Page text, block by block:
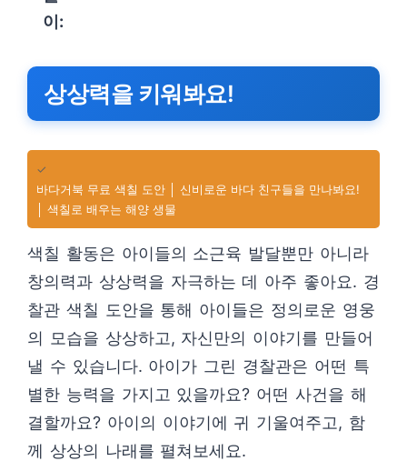
이:
상상력을 키워봐요!
✓
바다거북 무료 색칠 도안 │ 신비로운 바다 친구들을 만나봐요!
│ 색칠로 배우는 해양 생물
색칠 활동은 아이들의 소근육 발달뿐만 아니라
창의력과 상상력을 자극하는 데 아주 좋아요. 경
찰관 색칠 도안을 통해 아이들은 정의로운 영웅
의 모습을 상상하고, 자신만의 이야기를 만들어
낼 수 있습니다. 아이가 그린 경찰관은 어떤 특
별한 능력을 가지고 있을까요? 어떤 사건을 해
결할까요? 아이의 이야기에 귀 기울여주고, 함
께 상상의 나래를 펼쳐보세요.